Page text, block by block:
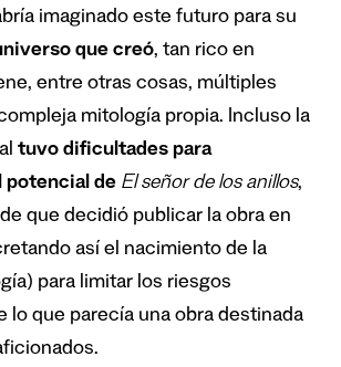
imaginado este futuro para su
que creó, tan rico en
entre otras cosas, múltiples
mitología propia. Incluso la
tuvo dificultades para
potencial de El señor de los anillos,
que decidió publicar la obra en
así el nacimiento de la
para limitar los riesgos
lo que parecía una obra destinada